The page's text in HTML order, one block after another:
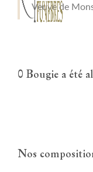
Veuve de
0 Bougie a été
Nos